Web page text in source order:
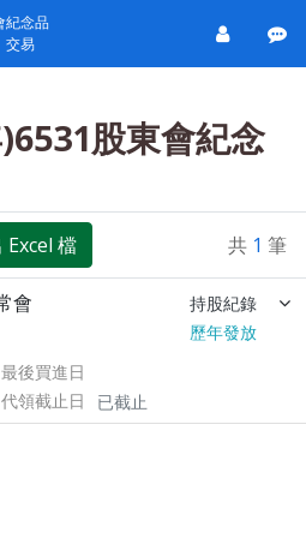
紀念品
交易
股東會紀念
Excel 檔 共 1 筆
會 持股紀錄
歷年發放
最後買進日
代領截止日
已截止